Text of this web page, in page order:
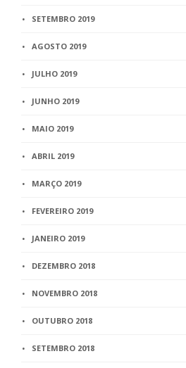
SETEMBRO 2019
AGOSTO 2019
JULHO 2019
JUNHO 2019
MAIO 2019
ABRIL 2019
MARÇO 2019
FEVEREIRO 2019
JANEIRO 2019
DEZEMBRO 2018
NOVEMBRO 2018
OUTUBRO 2018
SETEMBRO 2018